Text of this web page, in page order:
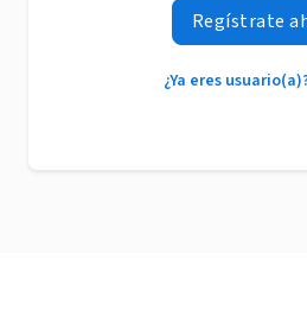
Regístrate
¿Ya eres